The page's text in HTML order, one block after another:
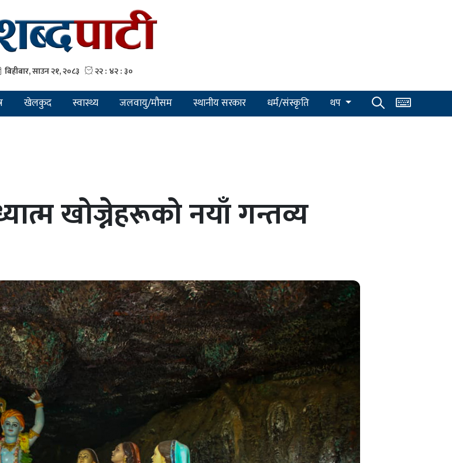
खेलकुद स्वास्थ्य जलवायु/मौसम स्थानीय सरकार धर्म/संस्कृति थप
खोज्नेहरूको नयाँ गन्तव्य